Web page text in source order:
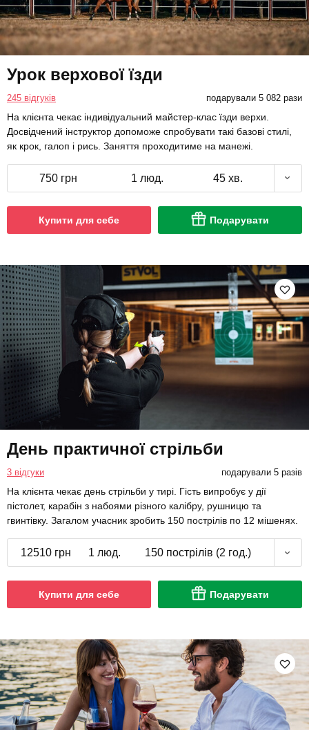
Урок верхової їзди
245 відгуків подарували 5 082 рази
На клієнта чекає індивідуальний майстер-клас їзди верхи.
Досвідчений інструктор допоможе спробувати такі базові стилі,
як крок, галоп і рись. Заняття проходитиме на манежі.
750 грн 1 люд. 45 хв.
Купити для себе Подарувати
День практичної стрільби
3 відгуки подарували 5 разів
На клієнта чекає день стрільби у тирі. Гість випробує у дії
пістолет, карабін з набоями різного калібру, рушницю та
гвинтівку. Загалом учасник зробить 150 пострілів по 12 мішенях.
12510 грн 1 люд. 150 пострілів (2 год.)
Купити для себе Подарувати